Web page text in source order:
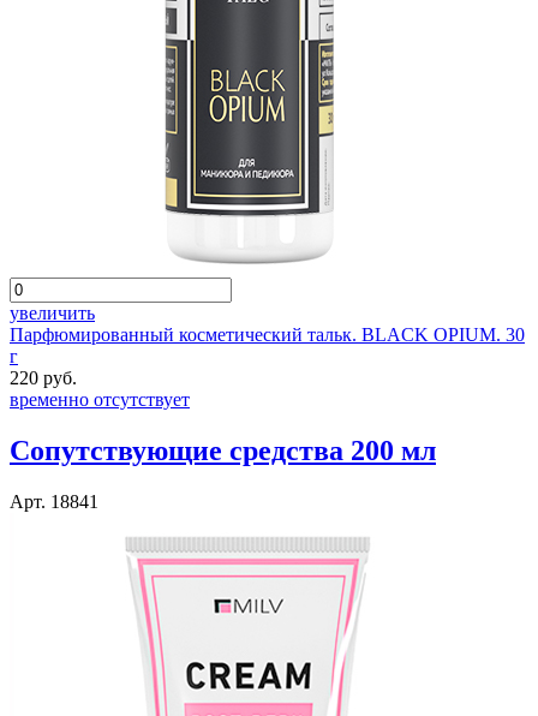
увеличить
Парфюмированный косметический тальк. BLACK OPIUM. 30
г
220 руб.
временно отсутствует
Сопутствующие средства 200 мл
Арт. 18841